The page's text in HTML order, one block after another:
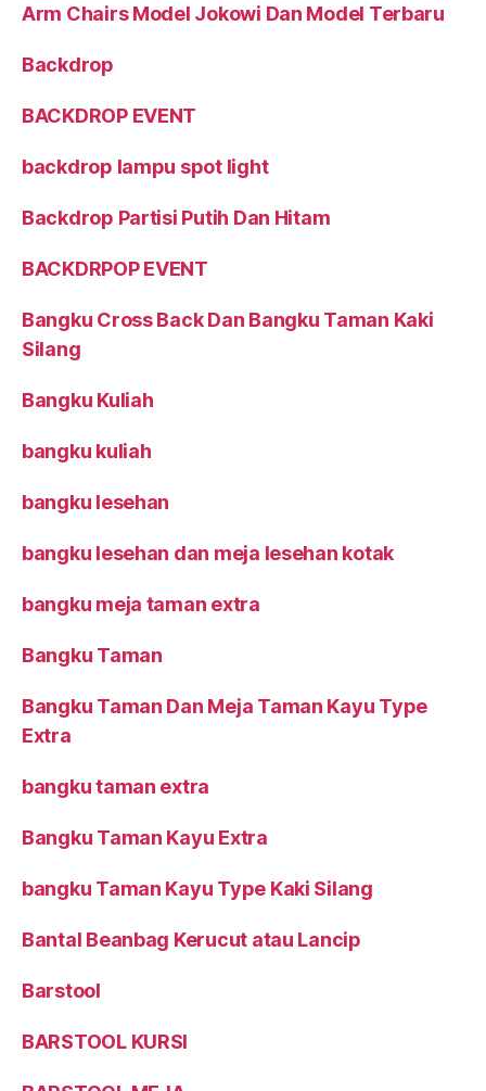
Arm Chairs Model Jokowi Dan Model Terbaru
Backdrop
BACKDROP EVENT
backdrop lampu spot light
Backdrop Partisi Putih Dan Hitam
BACKDRPOP EVENT
Bangku Cross Back Dan Bangku Taman Kaki
Silang
Bangku Kuliah
bangku kuliah
bangku lesehan
bangku lesehan dan meja lesehan kotak
bangku meja taman extra
Bangku Taman
Bangku Taman Dan Meja Taman Kayu Type
Extra
bangku taman extra
Bangku Taman Kayu Extra
bangku Taman Kayu Type Kaki Silang
Bantal Beanbag Kerucut atau Lancip
Barstool
BARSTOOL KURSI